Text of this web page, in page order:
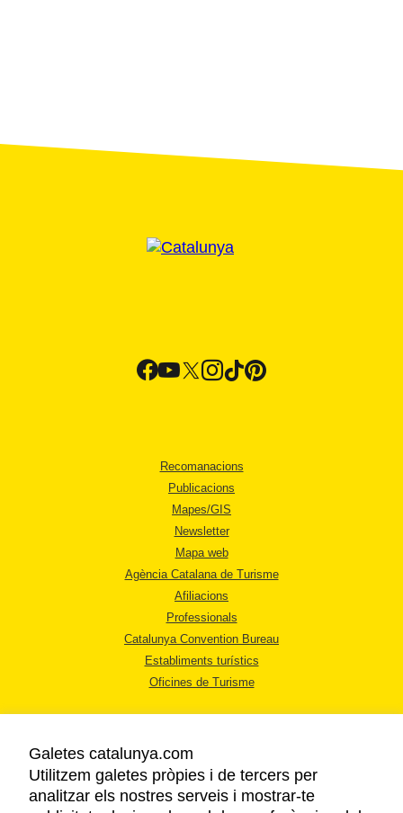
Recomanacions
Publicacions
Mapes/GIS
Newsletter
Mapa web
Agència Catalana de Turisme
Afiliacions
Professionals
Catalunya Convention Bureau
Establiments turístics
Oficines de Turisme
AVÍS LEGAL
Galetes catalunya.com
Utilitzem galetes pròpies i de tercers per
analitzar els nostres serveis i mostrar-te